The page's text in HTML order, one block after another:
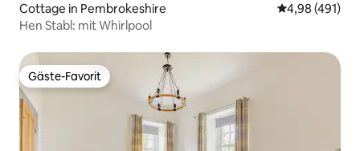
Cottage in Pembrokeshire
4,98 (491)
Hen Stabl: mit Whirlpool
Gäste-Favorit
Gäste-Favorit